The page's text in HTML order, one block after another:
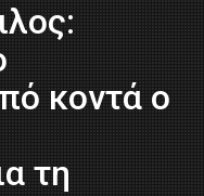
κοντά ο
τη